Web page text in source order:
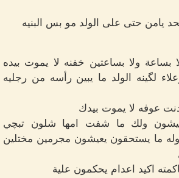
يامن حتى على الولد مو بس البنيه
بساعة ولا بساعتين خفنه لا يموت بيده
لگينه الولد ما يبين رأسه من رجليه
عوفه لا يموت بيدك
ولك ما شفت امها شلون تبچي
ما يستحقون يعيشون مجرمين مختلين
اكيد اعدام يحكمون علية